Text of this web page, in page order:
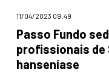
11/04/2023 09:49
Passo Fundo
profissionais de
hanseníase